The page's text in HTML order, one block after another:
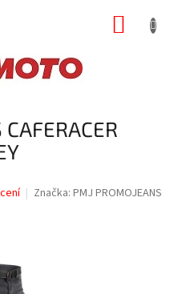
Značka: PMJ PROMOJEANS